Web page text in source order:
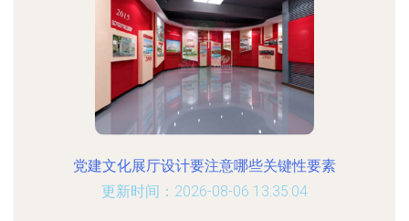
党建文化展厅设计要注意哪些关键性要素
更新时间：2026-08-06 13:35:04